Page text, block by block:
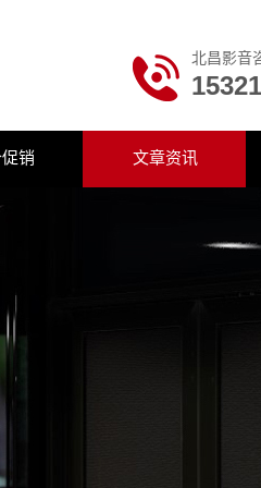
北昌影音
销 文章资讯